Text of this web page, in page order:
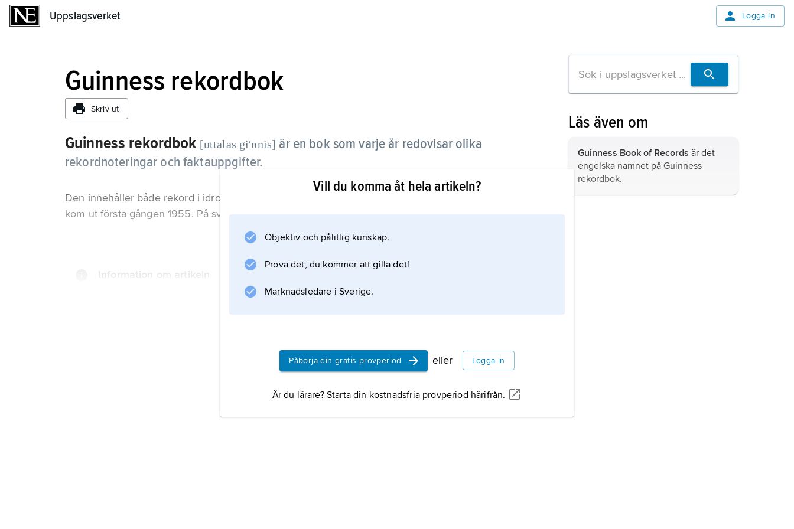
Uppslagsverket Logga in
Guinness rekordbok
Skriv ut
Guinness rekordbok [uttalas giʹnnis] är en bok som varje år redovisar olika
rekordnoteringar och faktauppgifter.
Den innehåller både rekord i idrott och andra mer eller mindre underliga prestationer. Boken
kom ut första gången 1955. På svenska har den getts ut sedan 1968.
Information om artikeln
Vill du komma åt hela artikeln?
Objektiv och pålitlig kunskap.
Prova det, du kommer att gilla det!
Marknadsledare i Sverige.
Påbörja din gratis provperiod eller Logga in
Är du lärare? Starta din kostnadsfria provperiod härifrån.
Läs även om
Guinness Book of Records är det
engelska namnet på Guinness
rekordbok.